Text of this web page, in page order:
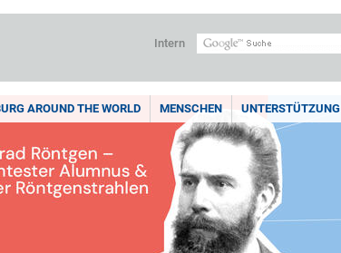
Intern
AROUND THE WORLD MENSCHEN UNTERSTÜTZUNG